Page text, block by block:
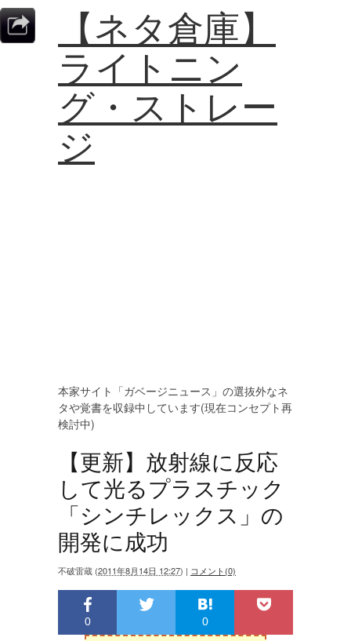
【ネタ倉庫】
ライトニン
グ・ストレー
ジ
本家サイト「ガベージニュース」の選抜外なネ
タや覚書を収録中しています(現在コンセプト再
検討中)
【更新】放射線に反応
して光るプラスチック
「シンチレックス」の
開発に成功
不破雷蔵 (2011年8月14日 12:27) | コメント(0)
0 0